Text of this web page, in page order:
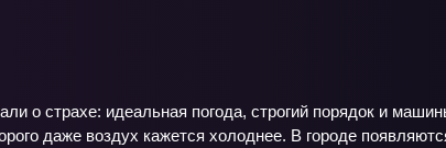
о страхе: идеальная погода, строгий порядок и
даже воздух кажется холоднее. В городе